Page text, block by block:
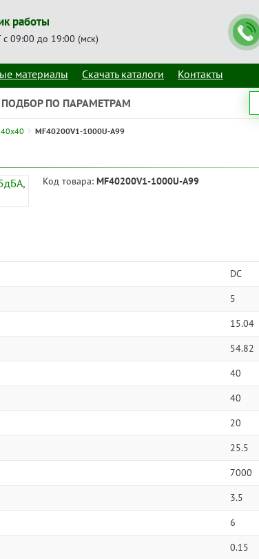
работы
09:00 до 19:00 (мск)
материалы Скачать каталоги Контакты
ПОДБОР ПО ПАРАМЕТРАМ
40x40 MF40200V1-1000U-A99
Код товара: MF40200V1-1000U-A99
DC
5
15.04
54.82
40
40
20
25.5
7000
3.5
6
0.15